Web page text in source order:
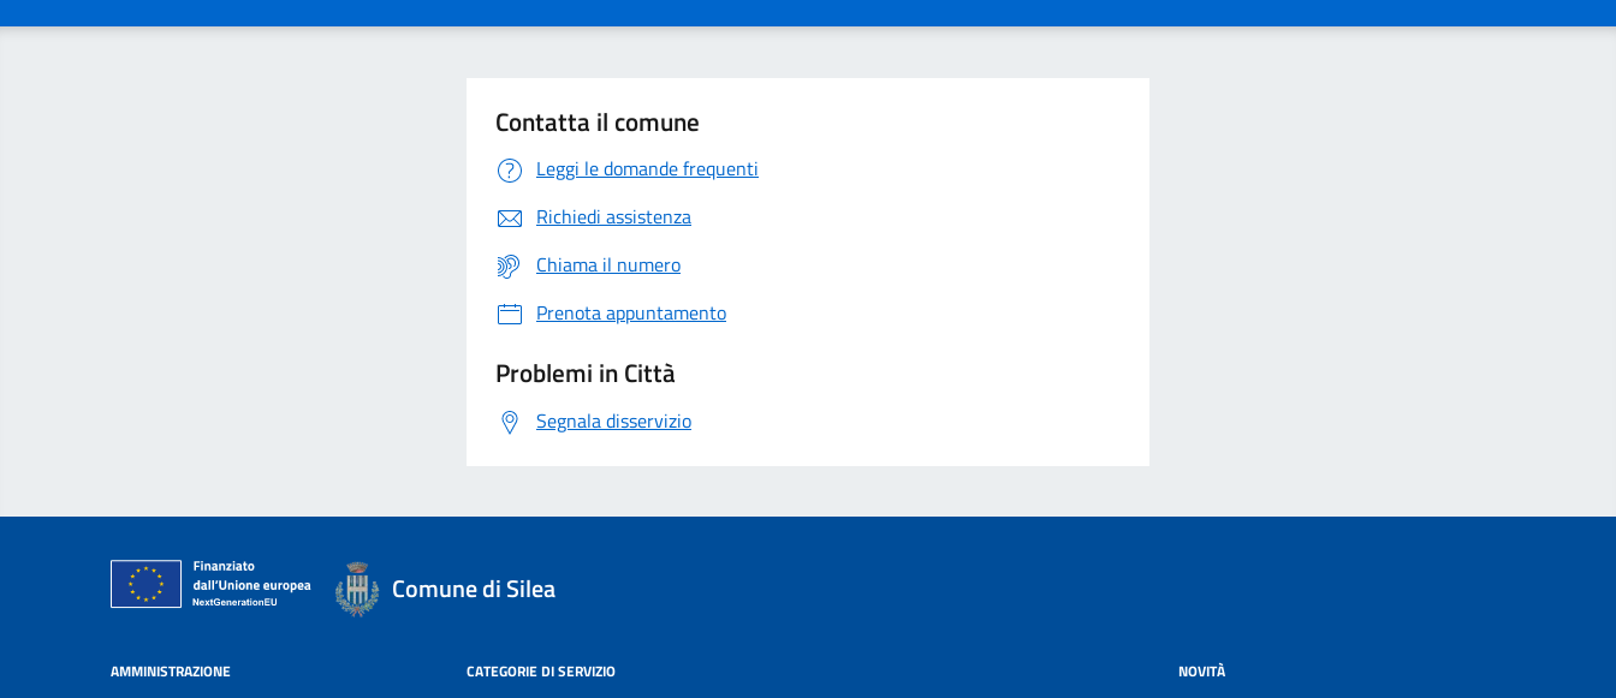
Contatta il comune
Leggi le domande frequenti
Richiedi assistenza
Chiama il numero
Prenota appuntamento
Problemi in Città
Segnala disservizio
Comune di Silea
AMMINISTRAZIONE CATEGORIE DI SERVIZIO NOVITÀ